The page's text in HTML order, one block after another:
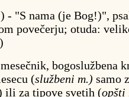
- "S nama (je Bog!)",
povečerju; otuda:
bogoslužbena
(službeni m.) samo
ili za tipove svetih (opšti